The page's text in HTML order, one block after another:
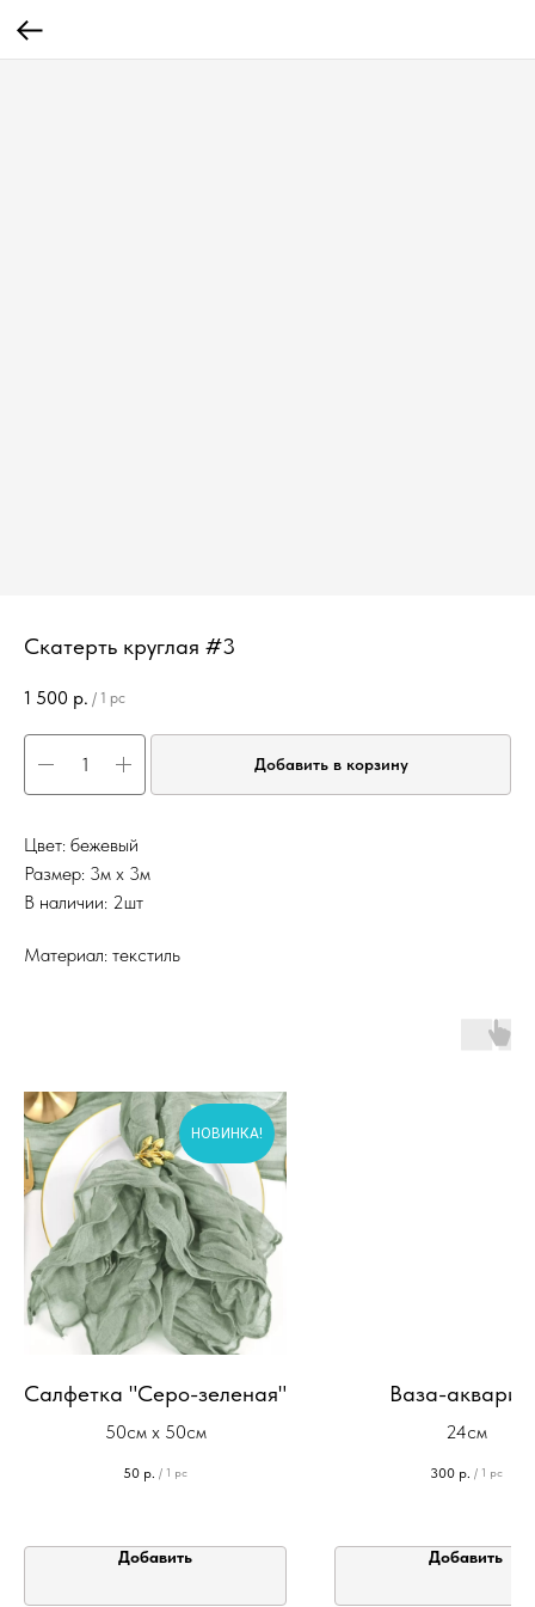
Скатерть круглая #3
1 500 р. / 1 pc
Добавить в корзину
Цвет: бежевый
Размер: 3м х 3м
В наличии: 2шт
Материал: текстиль
НОВИНКА!
Салфетка "Серо-зеленая"
50см х 50см
50 р. / 1 pc
Добавить
Ваза-
24см
300 р. / 1 pc
Добавить